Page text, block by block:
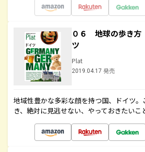
０６ 地球の歩き
ツ
Plat
2019.04.17 発売
地域性豊かな多彩な顔を持つ国、ドイツ。
き、絶対に見逃せない、やっておきたいこ